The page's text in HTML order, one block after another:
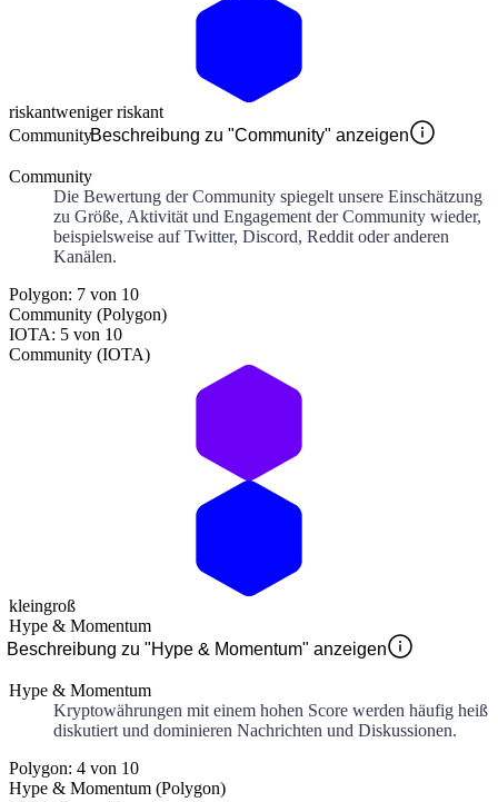
riskantweniger riskant
CommunityBeschreibung zu "Community" anzeigen
Community
Die Bewertung der Community spiegelt unsere Einschätzung
zu Größe, Aktivität und Engagement der Community wieder,
beispielsweise auf Twitter, Discord, Reddit oder anderen
Kanälen.
Polygon: 7 von 10
Community (Polygon)
IOTA: 5 von 10
Community (IOTA)
kleingroß
Hype & Momentum
Beschreibung zu "Hype & Momentum" anzeigen
Hype & Momentum
Kryptowährungen mit einem hohen Score werden häufig heiß
diskutiert und dominieren Nachrichten und Diskussionen.
Polygon: 4 von 10
Hype & Momentum (Polygon)